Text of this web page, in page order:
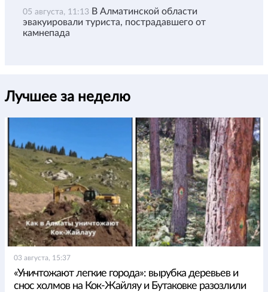
05 августа, 11:13 В Алматинской области
эвакуировали туриста, пострадавшего от
камнепада
Лучшее за неделю
03 августа, 15:37
«Уничтожают легкие города»: вырубка деревьев и
снос холмов на Кок-Жайляу и Бутаковке разозлили